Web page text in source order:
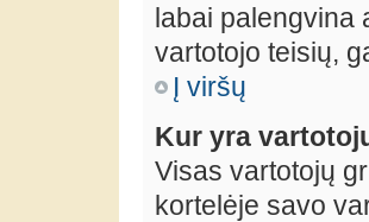
labai palengvina
vartotojo teisių,
Į viršų
Kur yra
Visas vartotojų
kortelėje savo